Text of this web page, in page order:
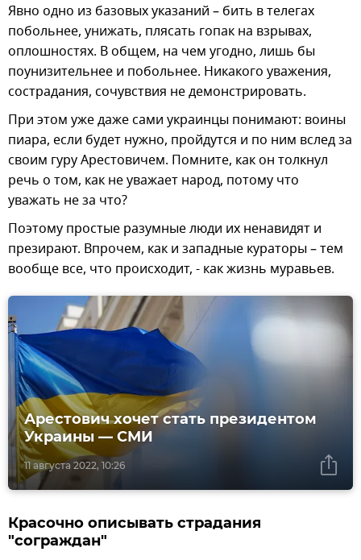
Явно одно из базовых указаний – бить в телегах
побольнее, унижать, плясать гопак на взрывах,
оплошностях. В общем, на чем угодно, лишь бы
поунизительнее и побольнее. Никакого уважения,
сострадания, сочувствия не демонстрировать.
При этом уже даже сами украинцы понимают: воины
пиара, если будет нужно, пройдутся и по ним вслед за
своим гуру Арестовичем. Помните, как он толкнул
речь о том, как не уважает народ, потому что
уважать не за что?
Поэтому простые разумные люди их ненавидят и
презирают. Впрочем, как и западные кураторы – тем
вообще все, что происходит, - как жизнь муравьев.
11 августа 2022, 10:26
Арестович хочет стать президентом
Украины — СМИ
Красочно описывать страдания
"сограждан"